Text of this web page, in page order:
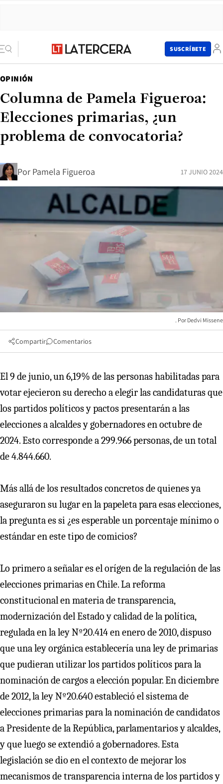
SUSCRÍBETE
OPINIÓN
Columna de Pamela Figueroa:
Elecciones primarias, ¿un
problema de convocatoria?
Por Pamela Figueroa 17 JUNIO 2024
Dedvi Missene
Compartir Comentarios
El 9 de junio, un 6,19% de las personas habilitadas para
votar ejecieron su derecho a elegir las candidaturas que
los partidos políticos y pactos presentarán a las
elecciones a alcaldes y gobernadores en octubre de
2024. Esto corresponde a 299.966 personas, de un total
de 4.844.660.
Más allá de los resultados concretos de quienes ya
aseguraron su lugar en la papeleta para esas elecciones,
la pregunta es si ¿es esperable un porcentaje mínimo o
estándar en este tipo de comicios?
Lo primero a señalar es el orígen de la regulación de las
elecciones primarias en Chile. La reforma
constitucional en materia de transparencia,
modernización del Estado y calidad de la política,
regulada en la ley Nº20.414 en enero de 2010, dispuso
que una ley orgánica establecería una ley de primarias
que pudieran utilizar los partidos políticos para la
nominación de cargos a elección popular. En diciembre
de 2012, la ley Nº20.640 estableció el sistema de
elecciones primarias para la nominación de candidatos
a Presidente de la República, parlamentarios y alcaldes,
y que luego se extendió a gobernadores. Esta
legislación se dio en el contexto de mejorar los
mecanismos de transparencia interna de los partidos y